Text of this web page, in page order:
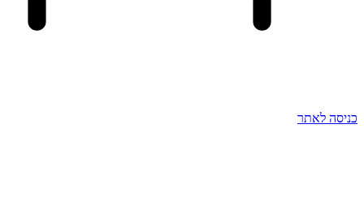
כניסה לאתר